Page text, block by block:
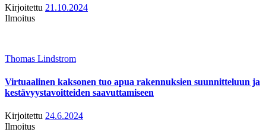
Kirjoitettu 21.10.2024
Ilmoitus
Thomas Lindstrom
Virtuaalinen kaksonen tuo apua rakennuksien suunnitteluun ja
kestävyystavoitteiden saavuttamiseen
Kirjoitettu 24.6.2024
Ilmoitus